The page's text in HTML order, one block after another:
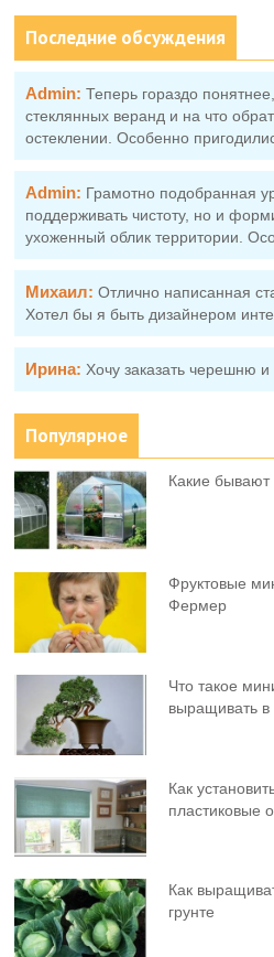
Последние обсуждения
Admin: Теперь гораздо
стеклянных веранд и на что
остеклении. Особенно
Admin: Грамотно подобранная
поддерживать чистоту, но и
ухоженный облик территории.
Михаил: Отлично написанная
Хотел бы я быть дизайнером
Ирина: Хочу заказать черешню и
Популярное
Какие бывают
Фруктовыe
Фермер
Что такое
выращивать
Как
пластиковые
Как
грунте